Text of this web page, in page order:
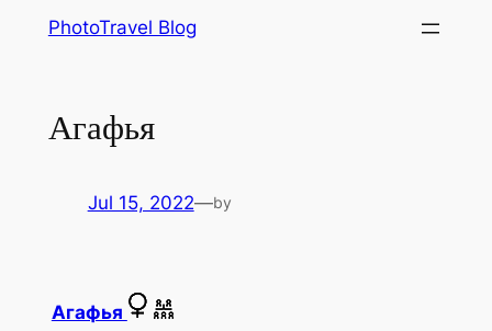
PhotoTravel Blog
Агафья
Jul 15, 2022—by
Агафья